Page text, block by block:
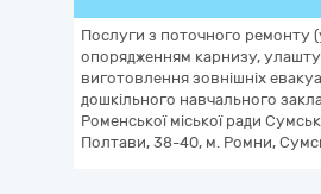
Послуги з поточного ремонту
опорядженням карнизу,
виготовлення зовнішніх
дошкільного навчального
Роменської міської ради
Полтави, 38-40, м. Ромни,